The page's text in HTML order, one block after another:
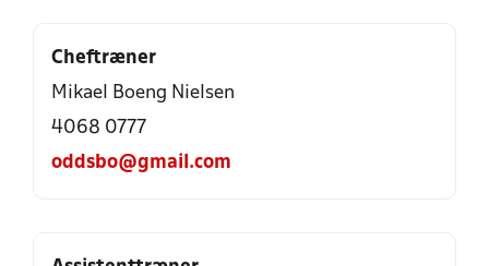
Cheftræner
Mikael Boeng Nielsen
4068 0777
oddsbo@gmail.com